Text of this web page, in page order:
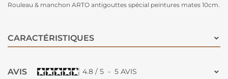
Rouleau & manchon ARTO antigouttes spécial peintures mates 10cm.
CARACTÉRISTIQUES
AVIS 4.8 / 5 - 5 AVIS